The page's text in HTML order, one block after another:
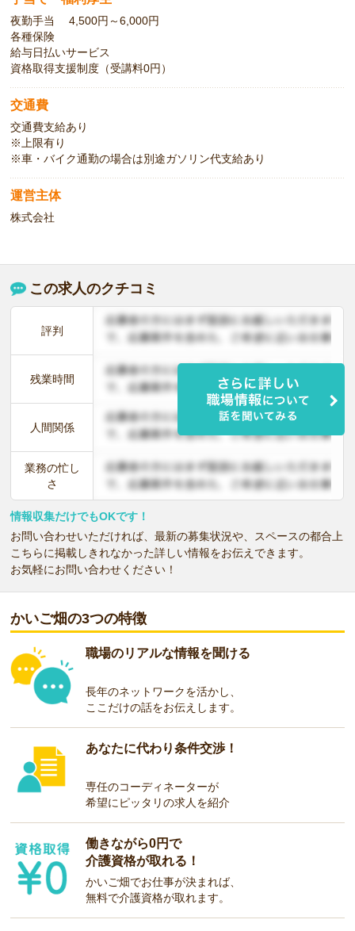
夜勤手当 4,500円～6,000円
各種保険
給与日払いサービス
資格取得支援制度（受講料0円）
交通費
交通費支給あり
※上限有り
※車・バイク通勤の場合は別途ガソリン代支給あり
運営主体
株式会社
この求人のクチコミ
評判
残業時間
人間関係
業務の忙し
さ
情報収集だけでもOKです！
お問い合わせいただければ、最新の募集状況や、スペースの都合上
こちらに掲載しきれなかった詳しい情報をお伝えできます。
お気軽にお問い合わせください！
かいご畑の3つの特徴
職場のリアルな情報を聞ける
長年のネットワークを活かし、
ここだけの話をお伝えします。
あなたに代わり条件交渉！
専任のコーディネーターが
希望にピッタリの求人を紹介
働きながら0円で
介護資格が取れる！
かいご畑でお仕事が決まれば、
無料で介護資格が取れます。